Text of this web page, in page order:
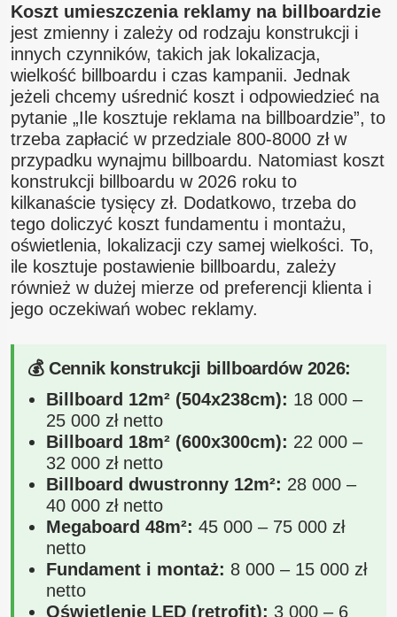
Koszt umieszczenia reklamy na billboardzie
jest zmienny i zależy od rodzaju konstrukcji i
innych czynników, takich jak lokalizacja,
wielkość billboardu i czas kampanii. Jednak
jeżeli chcemy uśrednić koszt i odpowiedzieć na
pytanie „Ile kosztuje reklama na billboardzie”, to
trzeba zapłacić w przedziale 800-8000 zł w
przypadku wynajmu billboardu. Natomiast koszt
konstrukcji billboardu w 2026 roku to
kilkanaście tysięcy zł. Dodatkowo, trzeba do
tego doliczyć koszt fundamentu i montażu,
oświetlenia, lokalizacji czy samej wielkości. To,
ile kosztuje postawienie billboardu, zależy
również w dużej mierze od preferencji klienta i
jego oczekiwań wobec reklamy.
💰 Cennik konstrukcji billboardów 2026:
Billboard 12m² (504x238cm): 18 000 –
25 000 zł netto
Billboard 18m² (600x300cm): 22 000 –
32 000 zł netto
Billboard dwustronny 12m²: 28 000 –
40 000 zł netto
Megaboard 48m²: 45 000 – 75 000 zł
netto
Fundament i montaż: 8 000 – 15 000 zł
netto
Oświetlenie LED (retrofit): 3 000 – 6